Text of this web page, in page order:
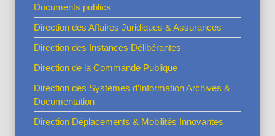
Documents publics
Direction des Affaires Juridiques & Assurances
Direction des Instances Délibérantes
Direction de la Commande Publique
Direction des Systèmes d’Information Archives &
Documentation
Direction Déplacements & Mobilités Innovantes